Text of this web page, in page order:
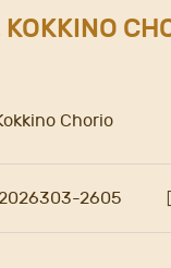
KOKKINO
Chorio
2605